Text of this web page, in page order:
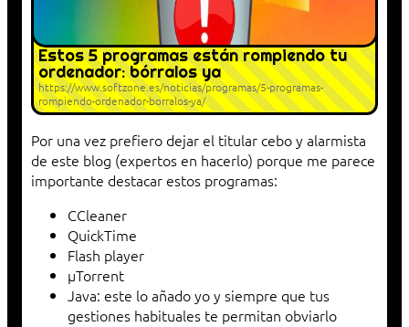
Estos 5 programas están rompiendo tu
ordenador: bórralos ya
https://www.softzone.es/noticias/programas/5-programas-
rompiendo-ordenador-borralos-ya/
Por una vez prefiero dejar el titular cebo y alarmista
de este blog (expertos en hacerlo) porque me parece
importante destacar estos programas:
CCleaner
QuickTime
Flash player
μTorrent
Java: este lo añado yo y siempre que tus
gestiones habituales te permitan obviarlo